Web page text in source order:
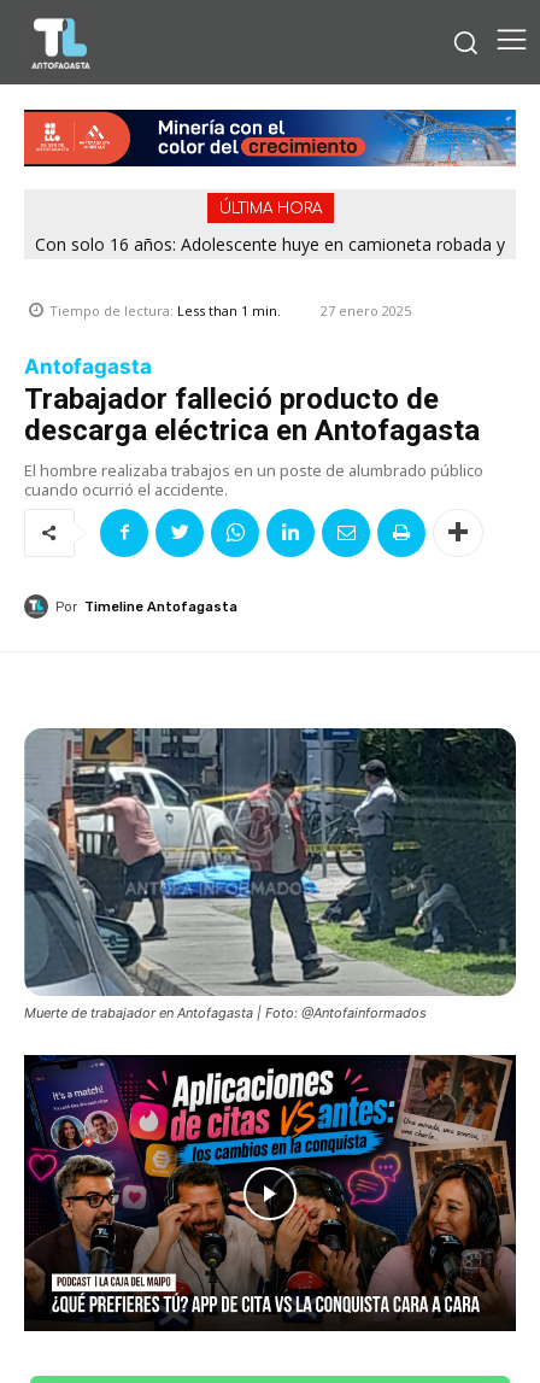
ÚLTIMA HORA
Con solo 16 años: Adolescente huye en camioneta robada y
Tiempo de lectura: Less than 1 min. 27 enero 2025
Antofagasta
Trabajador falleció producto de
descarga eléctrica en Antofagasta
El hombre realizaba trabajos en un poste de alumbrado público
cuando ocurrió el accidente.
Por Timeline Antofagasta
Muerte de trabajador en Antofagasta | Foto: @Antofainformados